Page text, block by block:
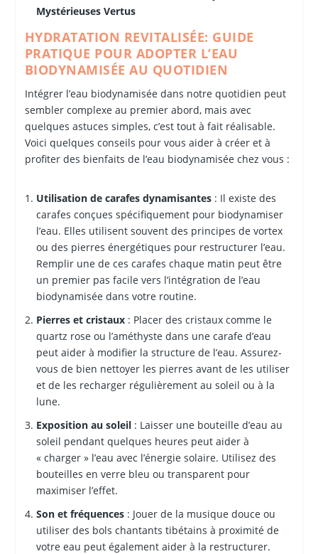
Mystérieuses Vertus
HYDRATATION REVITALISÉE: GUIDE
PRATIQUE POUR ADOPTER L’EAU
BIODYNAMISÉE AU QUOTIDIEN
Intégrer l’eau biodynamisée dans notre quotidien peut
sembler complexe au premier abord, mais avec
quelques astuces simples, c’est tout à fait réalisable.
Voici quelques conseils pour vous aider à créer et à
profiter des bienfaits de l’eau biodynamisée chez vous :
Utilisation de carafes dynamisantes: Il existe des
carafes conçues spécifiquement pour biodynamiser
l’eau. Elles utilisent souvent des principes de vortex
ou des pierres énergétiques pour restructurer l’eau.
Remplir une de ces carafes chaque matin peut être
un premier pas facile vers l’intégration de l’eau
biodynamisée dans votre routine.
Pierres et cristaux: Placer des cristaux comme le
quartz rose ou l’améthyste dans une carafe d’eau
peut aider à modifier la structure de l’eau. Assurez-
vous de bien nettoyer les pierres avant de les utiliser
et de les recharger régulièrement au soleil ou à la
lune.
Exposition au soleil: Laisser une bouteille d’eau au
soleil pendant quelques heures peut aider à
« charger » l’eau avec l’énergie solaire. Utilisez des
bouteilles en verre bleu ou transparent pour
maximiser l’effet.
Son et fréquences: Jouer de la musique douce ou
utiliser des bols chantants tibétains à proximité de
votre eau peut également aider à la restructurer.